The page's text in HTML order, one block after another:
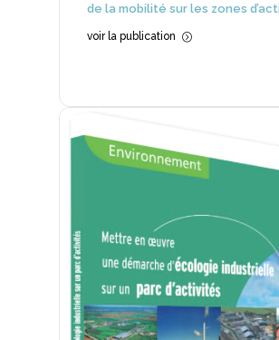
de la mobilité sur les zones
voir la publication =